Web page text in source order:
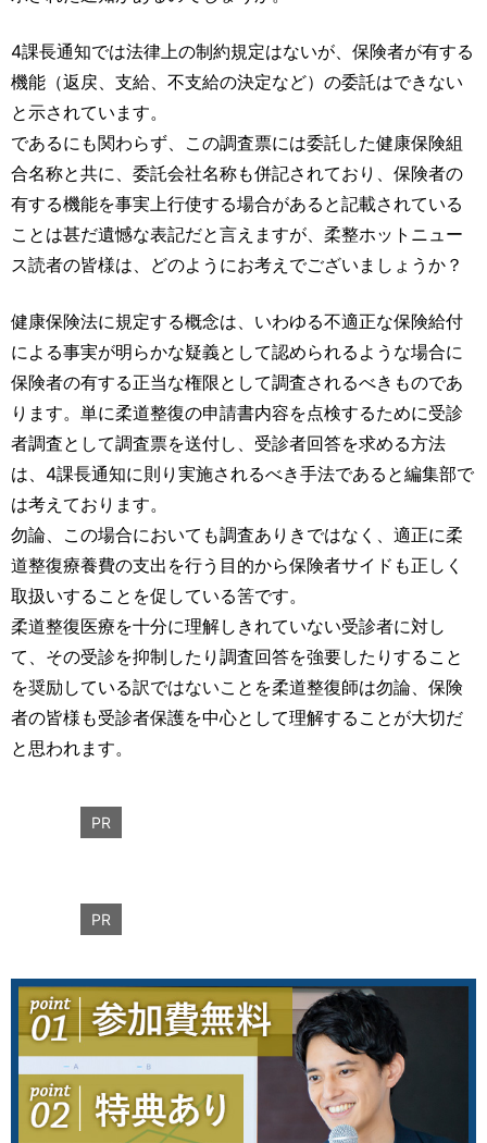
4課長通知では法律上の制約規定はないが、保険者が有する
機能（返戻、支給、不支給の決定など）の委託はできない
と示されています。
であるにも関わらず、この調査票には委託した健康保険組
合名称と共に、委託会社名称も併記されており、保険者の
有する機能を事実上行使する場合があると記載されている
ことは甚だ遺憾な表記だと言えますが、柔整ホットニュー
ス読者の皆様は、どのようにお考えでございましょうか？
健康保険法に規定する概念は、いわゆる不適正な保険給付
による事実が明らかな疑義として認められるような場合に
保険者の有する正当な権限として調査されるべきものであ
ります。単に柔道整復の申請書内容を点検するために受診
者調査として調査票を送付し、受診者回答を求める方法
は、4課長通知に則り実施されるべき手法であると編集部で
は考えております。
勿論、この場合においても調査ありきではなく、適正に柔
道整復療養費の支出を行う目的から保険者サイドも正しく
取扱いすることを促している筈です。
柔道整復医療を十分に理解しきれていない受診者に対し
て、その受診を抑制したり調査回答を強要したりすること
を奨励している訳ではないことを柔道整復師は勿論、保険
者の皆様も受診者保護を中心として理解することが大切だ
と思われます。
PR
PR